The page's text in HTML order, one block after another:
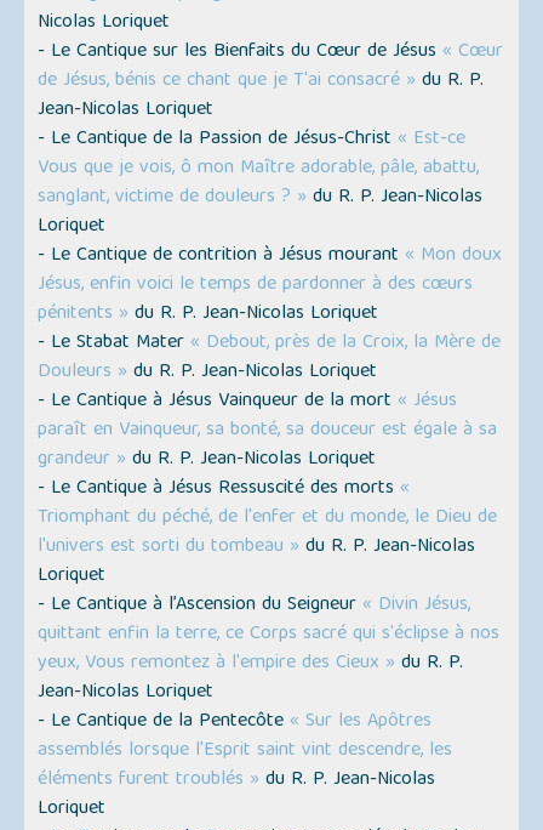
Nicolas Loriquet
- Le Cantique sur les Bienfaits du Cœur de Jésus « Cœur
de Jésus, bénis ce chant que je T'ai consacré » du R. P.
Jean-Nicolas Loriquet
- Le Cantique de la Passion de Jésus-Christ « Est-ce
Vous que je vois, ô mon Maître adorable, pâle, abattu,
sanglant, victime de douleurs ? » du R. P. Jean-Nicolas
Loriquet
- Le Cantique de contrition à Jésus mourant « Mon doux
Jésus, enfin voici le temps de pardonner à des cœurs
pénitents » du R. P. Jean-Nicolas Loriquet
- Le Stabat Mater « Debout, près de la Croix, la Mère de
Douleurs » du R. P. Jean-Nicolas Loriquet
- Le Cantique à Jésus Vainqueur de la mort « Jésus
paraît en Vainqueur, sa bonté, sa douceur est égale à sa
grandeur » du R. P. Jean-Nicolas Loriquet
- Le Cantique à Jésus Ressuscité des morts «
Triomphant du péché, de l'enfer et du monde, le Dieu de
l'univers est sorti du tombeau » du R. P. Jean-Nicolas
Loriquet
- Le Cantique à l’Ascension du Seigneur « Divin Jésus,
quittant enfin la terre, ce Corps sacré qui s'éclipse à nos
yeux, Vous remontez à l'empire des Cieux » du R. P.
Jean-Nicolas Loriquet
- Le Cantique de la Pentecôte « Sur les Apôtres
assemblés lorsque l'Esprit saint vint descendre, les
éléments furent troublés » du R. P. Jean-Nicolas
Loriquet